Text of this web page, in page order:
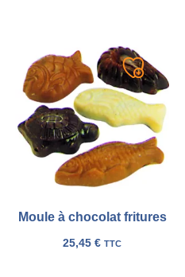
Moule à chocolat fritures
25,45 € TTC
Ajouter
à
ma
liste